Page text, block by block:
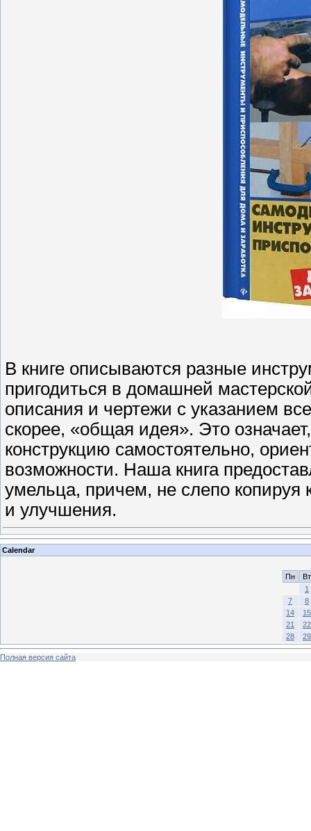
В книге описываются разные
пригодиться в домашней
описания и чертежи с указанием
скорее, «общая идея». Это
конструкцию самостоятельно,
возможности. Наша книга
умельца, причем, не слепо копируя
и улучшения.
Calendar
Пн
Вт
1
7
8
14
15
21
22
28
29
Полная версия сайта